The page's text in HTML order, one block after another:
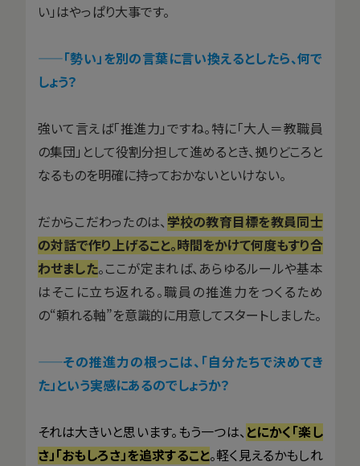
い」はやっぱり大事です。
——「勢い」を別の言葉に言い換えるとしたら、何で
しょう？
強いて言えば「推進力」ですね。特に「大人＝教職員
の集団」として役割分担して進めるとき、拠りどころと
なるものを明確に持っておかないといけない。
だからこだわったのは、 学校の教育目標を教員同士
の対話で作り上げること。時間をかけて何度もすり合
わせました。ここが定まれば、あらゆるルールや基本
はそこに立ち返れる。職員の推進力をつくるため
の“頼れる軸”を意識的に用意してスタートしました。
——その推進力の根っこは、「自分たちで決めてき
た」という実感にあるのでしょうか？
それは大きいと思います。もう一つは、 とにかく「楽し
さ」「おもしろさ」を追求すること。軽く見えるかもしれ